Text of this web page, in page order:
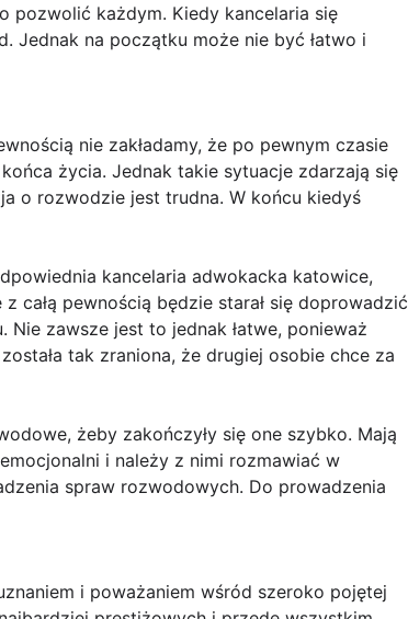
pozwolić każdym. Kiedy kancelaria się
Jednak na początku może nie być łatwo i
nie zakładamy, że po pewnym czasie
życia. Jednak takie sytuacje zdarzają się
o rozwodzie jest trudna. W końcu kiedyś
kancelaria adwokacka katowice,
całą pewnością będzie starał się doprowadzić
zawsze jest to jednak łatwe, ponieważ
tak zraniona, że drugiej osobie chce za
żeby zakończyły się one szybko. Mają
i należy z nimi rozmawiać w
spraw rozwodowych. Do prowadzenia
i poważaniem wśród szeroko pojętej